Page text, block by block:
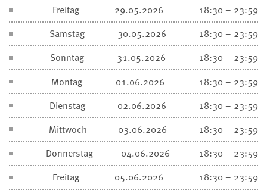
Freitag
29.05.2026
18:30 – 23:59
Samstag
30.05.2026
18:30 – 23:59
Sonntag
31.05.2026
18:30 – 23:59
Montag
01.06.2026
18:30 – 23:59
Dienstag
02.06.2026
18:30 – 23:59
Mittwoch
03.06.2026
18:30 – 23:59
Donnerstag
04.06.2026
18:30 – 23:59
Freitag
05.06.2026
18:30 – 23:59